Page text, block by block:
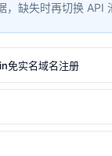
，缺失时再切换 API
免实名域名注册